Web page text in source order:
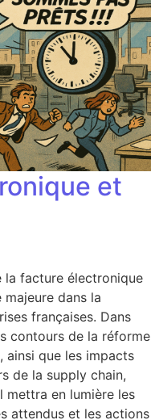
et
la facture électronique
dans la
françaises. Dans
contours de la réforme
ainsi que les impacts
de la supply chain,
mettra en lumière les
attendus et les actions